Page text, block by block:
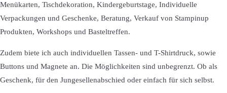
Menükarten, Tischdekoration, Kindergeburtstage, Individuelle
Verpackungen und Geschenke, Beratung, Verkauf von Stampinup
Produkten, Workshops und Basteltreffen.
Zudem biete ich auch individuellen Tassen- und T-Shirtdruck, sowie
Buttons und Magnete an. Die Möglichkeiten sind unbegrenzt. Ob als
Geschenk, für den Jungesellenabschied oder einfach für sich selbst.